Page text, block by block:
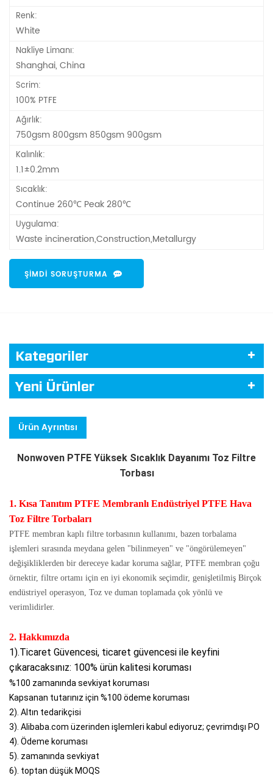
Renk:
White
Nakliye Limanı:
Shanghai, China
Scrim:
100% PTFE
Ağırlık:
750gsm 800gsm 850gsm 900gsm
Kalınlık:
1.1±0.2mm
Sıcaklık:
Continue 260℃ Peak 280℃
Uygulama:
Waste incineration,Construction,Metallurgy
ŞIMDI SORUŞTURMA
Kategoriler
Yeni Ürünler
Ürün Ayrıntısı
Nonwoven PTFE Yüksek Sıcaklık Dayanımı Toz Filtre
Torbası
1. Kısa Tanıtım PTFE Membranlı Endüstriyel PTFE Hava
Toz Filtre Torbaları
PTFE membran kaplı filtre torbasının kullanımı, bazen torbalama
işlemleri sırasında meydana gelen "bilinmeyen" ve "öngörülemeyen"
değişikliklerden bir dereceye kadar koruma sağlar, PTFE membran çoğu
örnektir, filtre ortamı için en iyi ekonomik seçimdir, genişletilmiş Birçok
endüstriyel operasyon, Toz ve duman toplamada çok yönlü ve
verimlidirler.
2. Hakkımızda
1).Ticaret Güvencesi, ticaret güvencesi ile keyfini
çıkaracaksınız: 100% ürün kalitesi koruması
%100 zamanında sevkiyat koruması
Kapsanan tutarınız için %100 ödeme koruması
2). Altın tedarikçisi
3). Alibaba.com üzerinden işlemleri kabul ediyoruz; çevrimdışı PO
4). Ödeme koruması
5). zamanında sevkiyat
6). toptan düşük MOQS